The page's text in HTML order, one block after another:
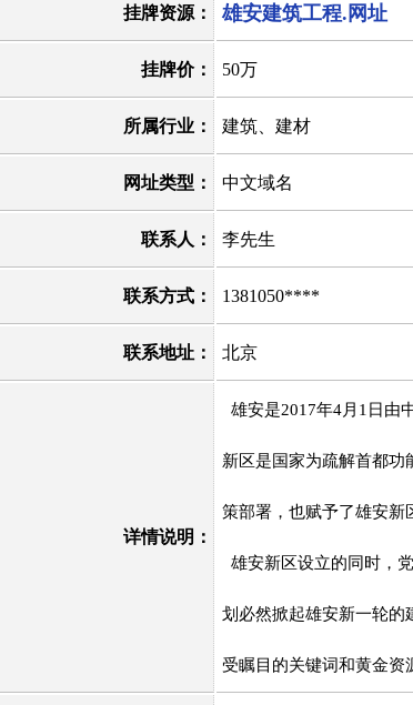
挂牌资源： 雄安建筑工程.网址
挂牌价： 50万
所属行业： 建筑、建材
网址类型： 中文域名
联系人： 李先生
联系方式： 1381050****
联系地址： 北京
详情说明：
雄安是2017年4月1日由
新区是国家为疏解首都功
策部署，也赋予了雄安新
雄安新区设立的同时，
划必然掀起雄安新一轮的
受瞩目的关键词和黄金资